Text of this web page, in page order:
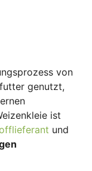
von
genutzt,
ist
und